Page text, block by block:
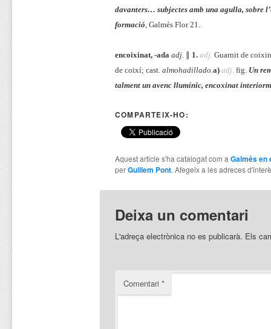
davanters… subjectes amb una agulla, sobre
formació, Galmés Flor 21.
encoixinat, -ada adj. 1. adj. Guarnit de
de coixí; cast. almohadillado. a) adj. fig. Un
talment un avenc llumínic, encoxinat
COMPARTEIX-HO:
Aquest article s'ha catalogat com a Galmés en
perGuillem Pont. Afegeix a les adreces
Deixa un comentari
L'adreça electrònica no es publicarà. Els
Comentari *